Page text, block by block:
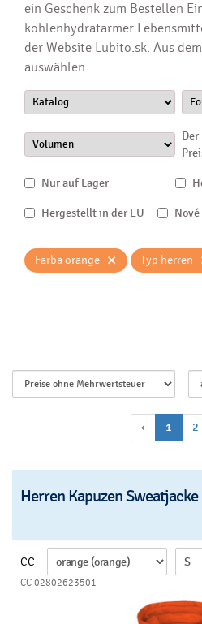
ein Geschenk zum Bestellen
kohlenhydratarmer
der Website Lubito.sk. Aus
auswählen.
Der
Nur auf Lager
Hergestellt in der EU Nové
Farba orange × Typ herren
‹ 1 2
Herren Kapuzen Sweatjacke
CC
CC 02802623501